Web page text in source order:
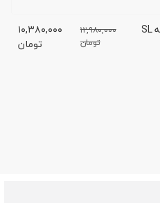
کفش چرم زنانه SL
۱۲,۹۸۰,۰۰۰
تومان
۱۰,۳۸۰,۰۰۰
تومان